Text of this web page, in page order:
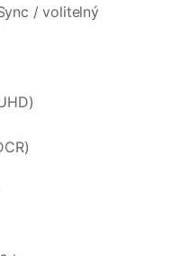
/ volitelný